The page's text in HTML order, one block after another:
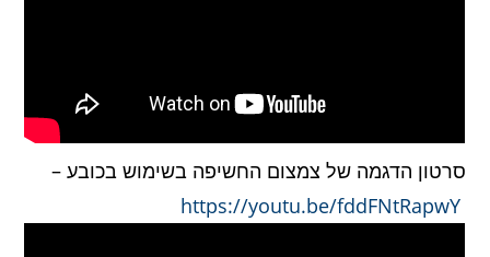
סרטון הדגמה של צמצום החשיפה בשימוש בכובע –
https://youtu.be/fddFNtRapwY